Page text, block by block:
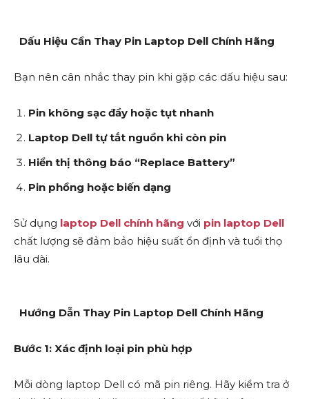
Dấu Hiệu Cần Thay Pin Laptop Dell Chính Hãng
Bạn nên cân nhắc thay pin khi gặp các dấu hiệu sau:
Pin không sạc đầy hoặc tụt nhanh
Laptop Dell tự tắt nguồn khi còn pin
Hiển thị thông báo “Replace Battery”
Pin phồng hoặc biến dạng
Sử dụng laptop Dell chính hãng với pin laptop Dell
chất lượng sẽ đảm bảo hiệu suất ổn định và tuổi thọ
lâu dài.
Hướng Dẫn Thay Pin Laptop Dell Chính Hãng
Bước 1: Xác định loại pin phù hợp
Mỗi dòng laptop Dell có mã pin riêng. Hãy kiểm tra ở